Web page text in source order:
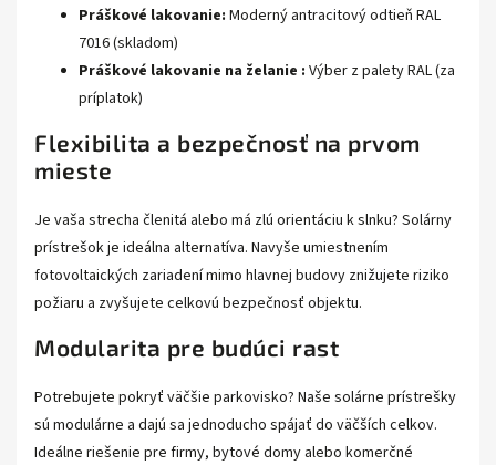
Práškové lakovanie: Moderný antracitový odtieň RAL
7016 (skladom)
Práškové lakovanie na želanie : Výber z palety RAL (za
príplatok)
Flexibilita a bezpečnosť na prvom
mieste
Je vaša strecha členitá alebo má zlú orientáciu k slnku? Solárny
prístrešok je ideálna alternatíva. Navyše umiestnením
fotovoltaických zariadení mimo hlavnej budovy znižujete riziko
požiaru a zvyšujete celkovú bezpečnosť objektu.
Modularita pre budúci rast
Potrebujete pokryť väčšie parkovisko? Naše solárne prístrešky
sú modulárne a dajú sa jednoducho spájať do väčších celkov.
Ideálne riešenie pre firmy, bytové domy alebo komerčné